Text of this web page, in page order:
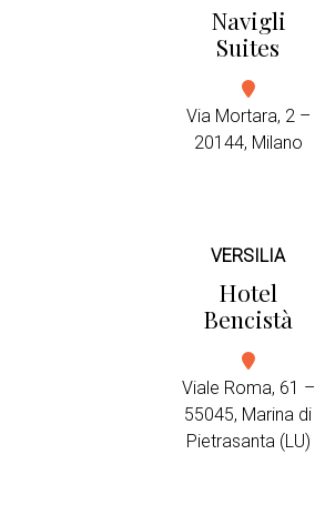
Navigli
Suites
Via Mortara, 2 –
20144, Milano
VERSILIA
Hotel
Bencistà
Viale Roma, 61 –
55045, Marina di
Pietrasanta (LU)